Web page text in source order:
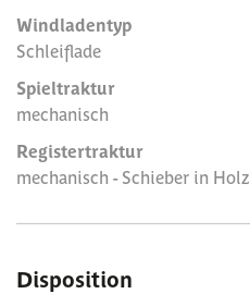
Windladentyp
Schleiflade
Spieltraktur
mechanisch
Registertraktur
mechanisch - Schieber in Holz
Disposition